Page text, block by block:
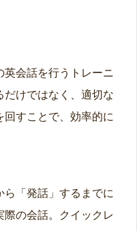
英会話を行うトレーニ
だけではなく、適切な
すことで、効率的に
「発話」するまでに
の会話。クイックレ